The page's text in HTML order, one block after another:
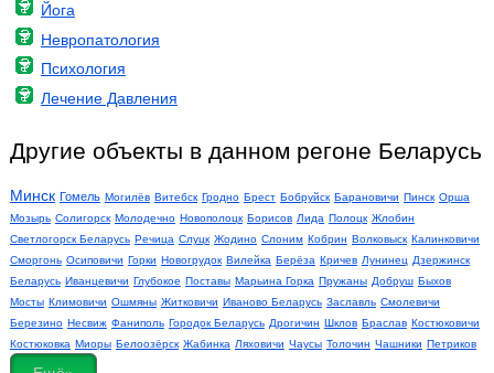
Йога
Невропатология
Психология
Лечение Давления
Другие объекты в данном регоне Беларусь
Минск Гомель Могилёв Витебск Гродно Брест Бобруйск Барановичи Пинск Орша
Мозырь Солигорск Молодечно Новополоцк Борисов Лида Полоцк Жлобин
Светлогорск Беларусь Речица Слуцк Жодино Слоним Кобрин Волковыск Калинковичи
Сморгонь Осиповичи Горки Новогрудок Вилейка Берёза Кричев Лунинец Дзержинск
Беларусь Иванцевичи Глубокое Поставы Марьина Горка Пружаны Добруш Быхов
Мосты Климовичи Ошмяны Житковичи Иваново Беларусь Заславль Смолевичи
Березино Несвиж Фаниполь Городок Беларусь Дрогичин Шклов Браслав Костюковичи
Костюковка Миоры Белоозёрск Жабинка Ляховичи Чаусы Толочин Чашники Петриков